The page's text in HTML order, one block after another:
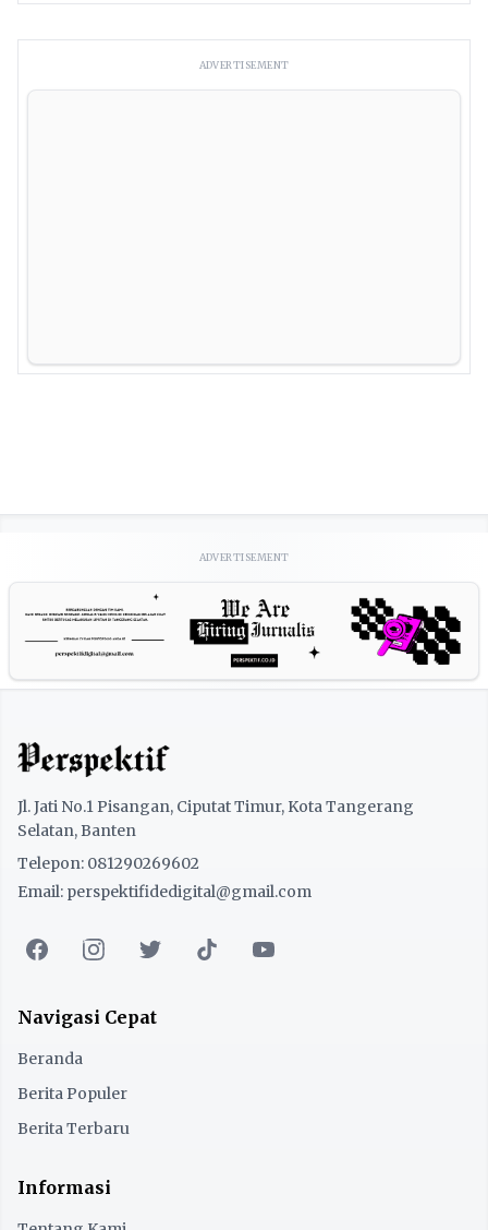
ADVERTISEMENT
ADVERTISEMENT
Jl. Jati No.1 Pisangan, Ciputat Timur, Kota Tangerang
Selatan, Banten
Telepon: 081290269602
Email: perspektifidedigital@gmail.com
Navigasi Cepat
Beranda
Berita Populer
Berita Terbaru
Informasi